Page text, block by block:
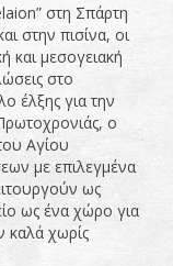
στη Σπάρτη
στην πισίνα, οι
και μεσογειακή
στο
έλξης για την
ο
Αγίου
με επιλεγμένα
ως
ως ένα χώρο για
καλά χωρίς